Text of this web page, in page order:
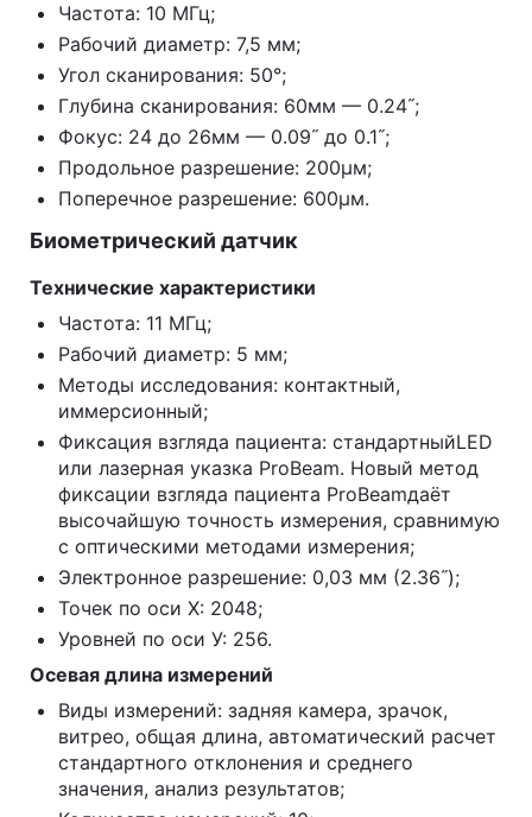
Частота: 10 МГц;
Рабочий диаметр: 7,5 мм;
Угол сканирования: 50°;
Глубина сканирования: 60мм — 0.24˝;
Фокус: 24 до 26мм — 0.09˝ до 0.1˝;
Продольное разрешение: 200µм;
Поперечное разрешение: 600µм.
Биометрический датчик
Технические характеристики
Частота: 11 МГц;
Рабочий диаметр: 5 мм;
Методы исследования: контактный,
иммерсионный;
Фиксация взгляда пациента: стандартныйLED
или лазерная указка ProBeam. Новый метод
фиксации взгляда пациента ProBeamдаёт
высочайшую точность измерения, сравнимую
с оптическими методами измерения;
Электронное разрешение: 0,03 мм (2.36˝);
Точек по оси Х: 2048;
Уровней по оси У: 256.
Осевая длина измерений
Виды измерений: задняя камера, зрачок,
витрео, общая длина, автоматический расчет
стандартного отклонения и среднего
значения, анализ результатов;